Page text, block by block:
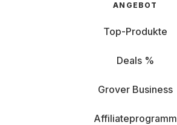
ANGEBOT
Top-Produkte
Deals %
Grover Business
Affiliateprogramm